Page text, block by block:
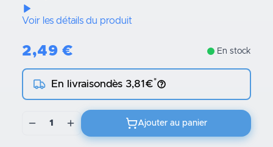
Voir les détails du produit
2,49 € En stock
En livraisondès 3,81€*
1 Ajouter au panier